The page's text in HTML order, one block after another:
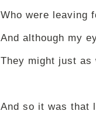
Who were leaving
And although my
They might just as
And so it was that